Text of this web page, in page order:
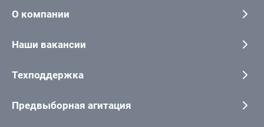
О компании
Наши вакансии
Техподдержка
Предвыборная агитация